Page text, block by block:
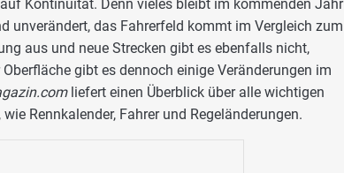
Kontinuität. Denn vieles bleibt im kommenden Jahr
unverändert, das Fahrerfeld kommt im Vergleich zum
aus und neue Strecken gibt es ebenfalls nicht,
gibt es dennoch einige Veränderungen im
liefert einen Überblick über alle wichtigen
Rennkalender, Fahrer und Regeländerungen.